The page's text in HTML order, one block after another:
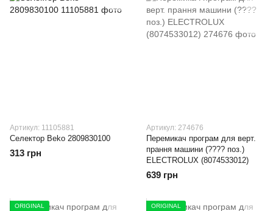
Артикул: 11105881
Селектор Beko 2809830100
313 грн
Артикул: 274676
Перемикач програм для верт.
прання машини (???? поз.)
ELECTROLUX (8074533012)
639 грн
ORIGINAL ORIGINAL